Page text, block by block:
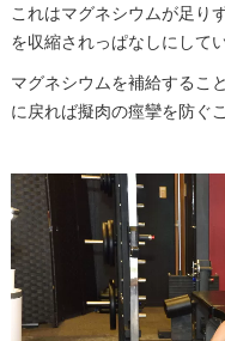
これはマグネシウムが足り
を収縮されっぱなしにして
マグネシウムを補給するこ
に戻れば擬肉の痙攣を防ぐ